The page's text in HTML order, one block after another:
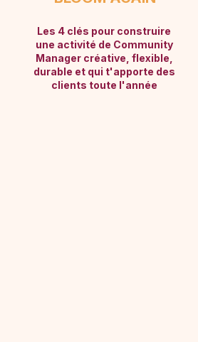
Les 4 clés pour construire
une activité de Community
Manager créative, flexible,
durable et qui t'apporte des
clients toute l'année